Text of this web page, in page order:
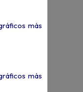
más
más